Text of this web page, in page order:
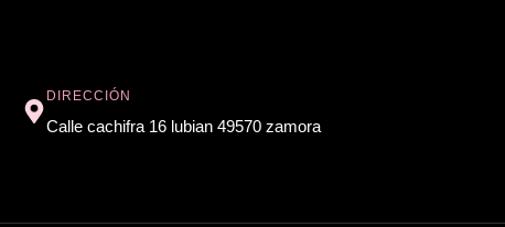
DIRECCIÓN
Calle cachifra 16 lubian 49570 zamora